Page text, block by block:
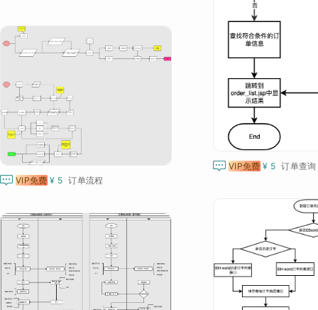
 VIP免费 ¥ 5 订单查询
 VIP免费 ¥ 5 订单流程